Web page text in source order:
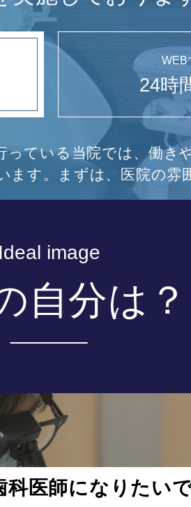
WEB
24時
ている当院では、働き
す。まずは、医院の雰
Ideal image
自分は？
科医師になりたい